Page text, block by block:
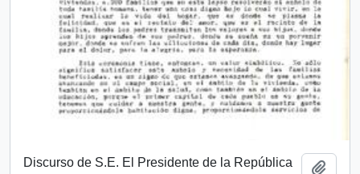
Discurso de S.E. El Presidente de la República